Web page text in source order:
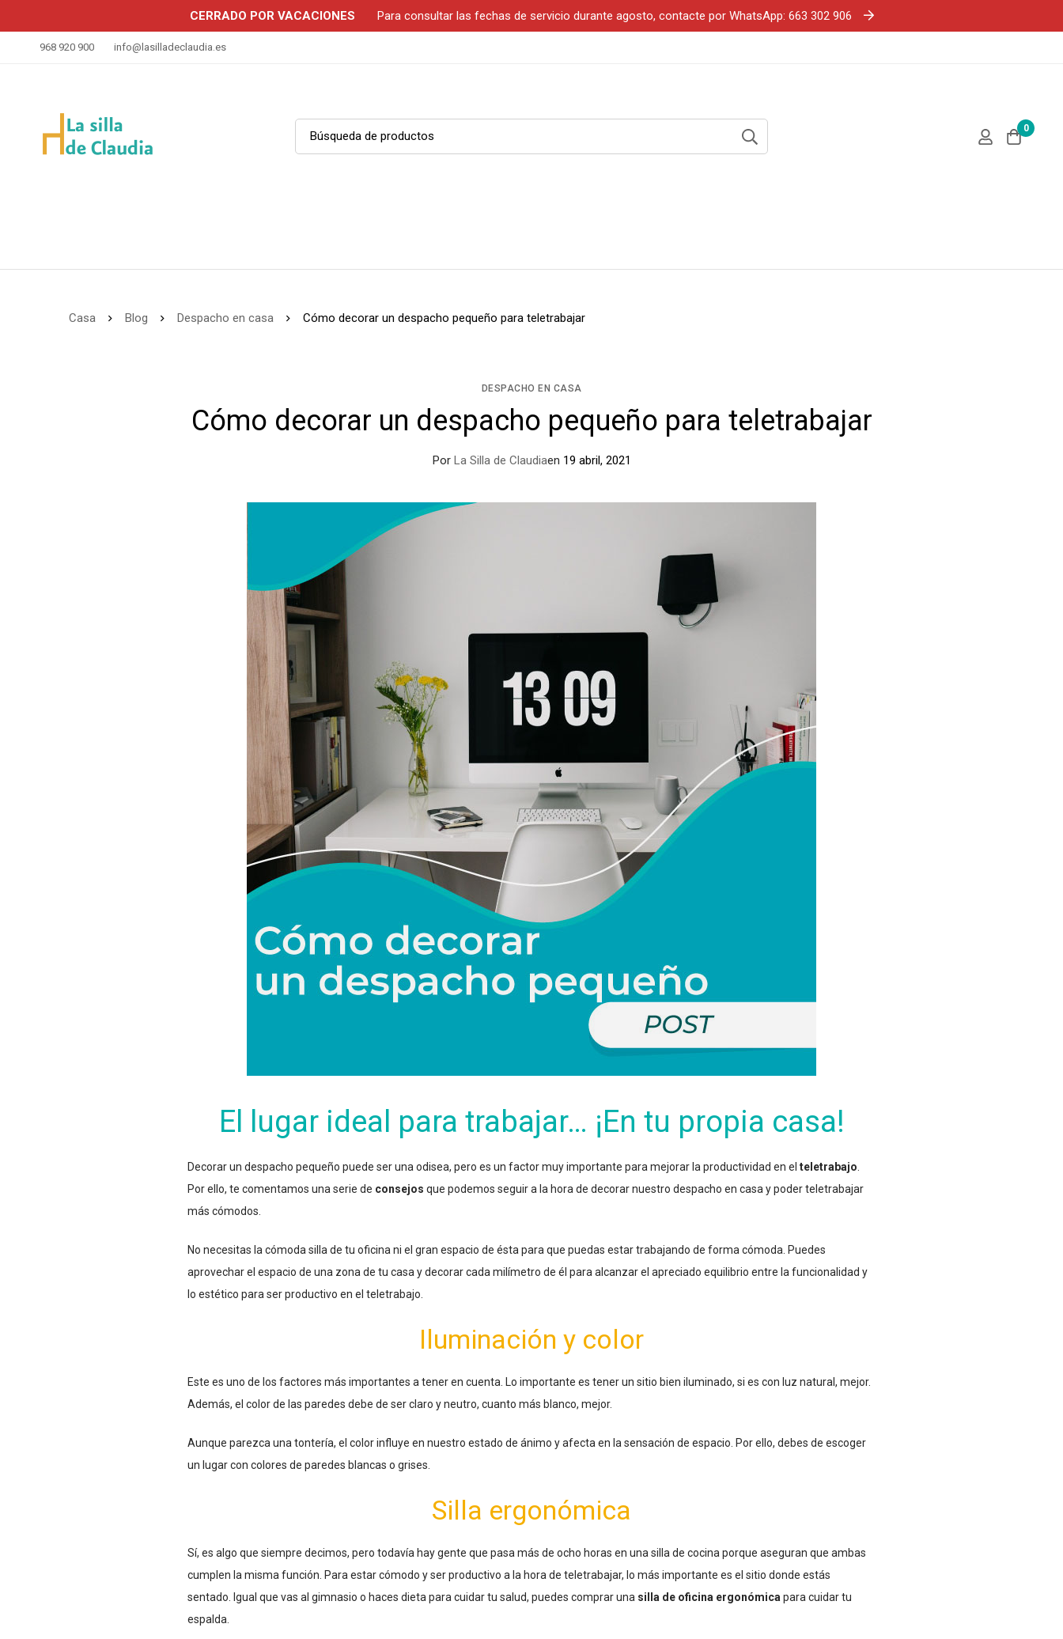
CERRADO POR VACACIONES Para consultar las fechas de servicio durante agosto, contacte por WhatsApp: 663 302 906
968 920 900 info@lasilladeclaudia.es
0
Casa Blog Despacho en casa Cómo decorar un despacho pequeño para teletrabajar
DESPACHO EN CASA
Cómo decorar un despacho pequeño para teletrabajar
PorLa Silla de Claudiaen 19 abril, 2021
El lugar ideal para trabajar… ¡En tu propia casa!
Decorar un despacho pequeño puede ser una odisea, pero es un factor muy importante para mejorar la productividad en el teletrabajo
Por ello, te comentamos una serie de consejos que podemos seguir a la hora de decorar nuestro despacho en casa y poder teletrabajar
más cómodos.
No necesitas la cómoda silla de tu oficina ni el gran espacio de ésta para que puedas estar trabajando de forma cómoda. Puedes
aprovechar el espacio de una zona de tu casa y decorar cada milímetro de él para alcanzar el apreciado equilibrio entre la funcionalidad y
lo estético para ser productivo en el teletrabajo.
Iluminación y color
Este es uno de los factores más importantes a tener en cuenta. Lo importante es tener un sitio bien iluminado, si es con luz natural, mejor.
Además, el color de las paredes debe de ser claro y neutro, cuanto más blanco, mejor.
Aunque parezca una tontería, el color influye en nuestro estado de ánimo y afecta en la sensación de espacio. Por ello, debes de escoger
un lugar con colores de paredes blancas o grises.
Silla ergonómica
Sí, es algo que siempre decimos, pero todavía hay gente que pasa más de ocho horas en una silla de cocina porque aseguran que ambas
cumplen la misma función. Para estar cómodo y ser productivo a la hora de teletrabajar, lo más importante es el sitio donde estás
sentado. Igual que vas al gimnasio o haces dieta para cuidar tu salud, puedes comprar una silla de oficina ergonómica para cuidar tu
espalda.